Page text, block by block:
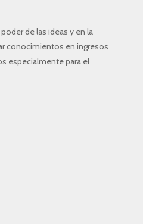
de las ideas y en la
conocimientos en ingresos
especialmente para el